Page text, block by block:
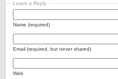
Leave a Reply
Name (required)
Email (required, but never shared)
Web